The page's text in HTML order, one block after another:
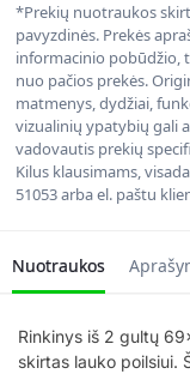
*Prekių nuotraukos
pavyzdinės. Prekės
informacinio pobūdžio,
nuo pačios prekės.
matmenys, dydžiai,
vizualinių ypatybių gali
vadovautis prekių
Kilus klausimams,
51053 arba el. paštu
Nuotraukos
Rinkinys iš 2 gultų
skirtas lauko poilsiui.